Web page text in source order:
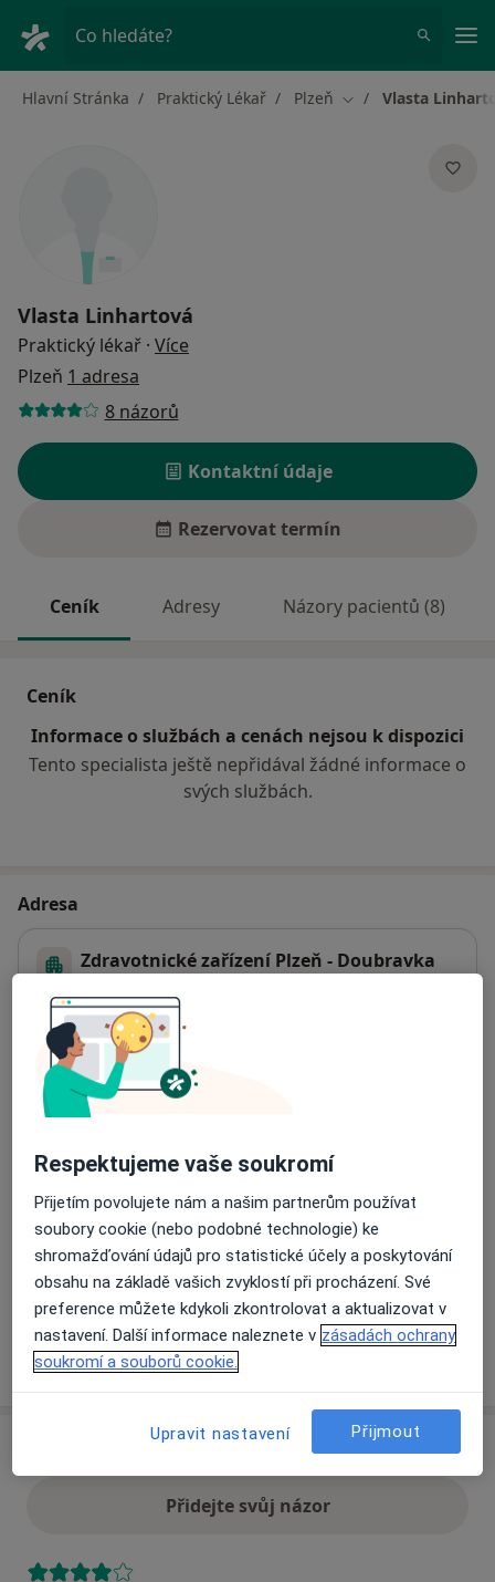
Co hledáte?
Hlavní Stránka Praktický Lékař Plzeň Změna města
Vlasta
Vlasta Linhartová
Praktický lékař · Více
Plzeň 1 adresa
8 názorů
Kontaktní údaje
Rezervovat termín
Ceník Adresy Názory pacientů (8)
Ceník
Informace o službách a cenách nejsou k dispozici
Tento specialista ještě nepřidával žádné informace o
svých službách.
Adresa
Zdravotnické zařízení Plzeň - Doubravka
Masarykova tř. 62/1132,
Přiblížit mapu
Co mám v takové situaci udělat?
Způsoby platby (soukromé návštěvy)
Na teto adrese lékař přijímá pacienty na pojišťovnu
Detaily
Více
Přidejte svůj názor
Respektujeme vaše soukromí
Přijetím povolujete nám a našim partnerům používat
soubory cookie (nebo podobné technologie) ke
shromažďování údajů pro statistické účely a poskytování
obsahu na základě vašich zvyklostí při procházení. Své
preference můžete kdykoli zkontrolovat a aktualizovat v
nastavení. Další informace naleznete v zásadách ochrany
soukromí a souborů cookie.
Upravit nastavení Přijmout